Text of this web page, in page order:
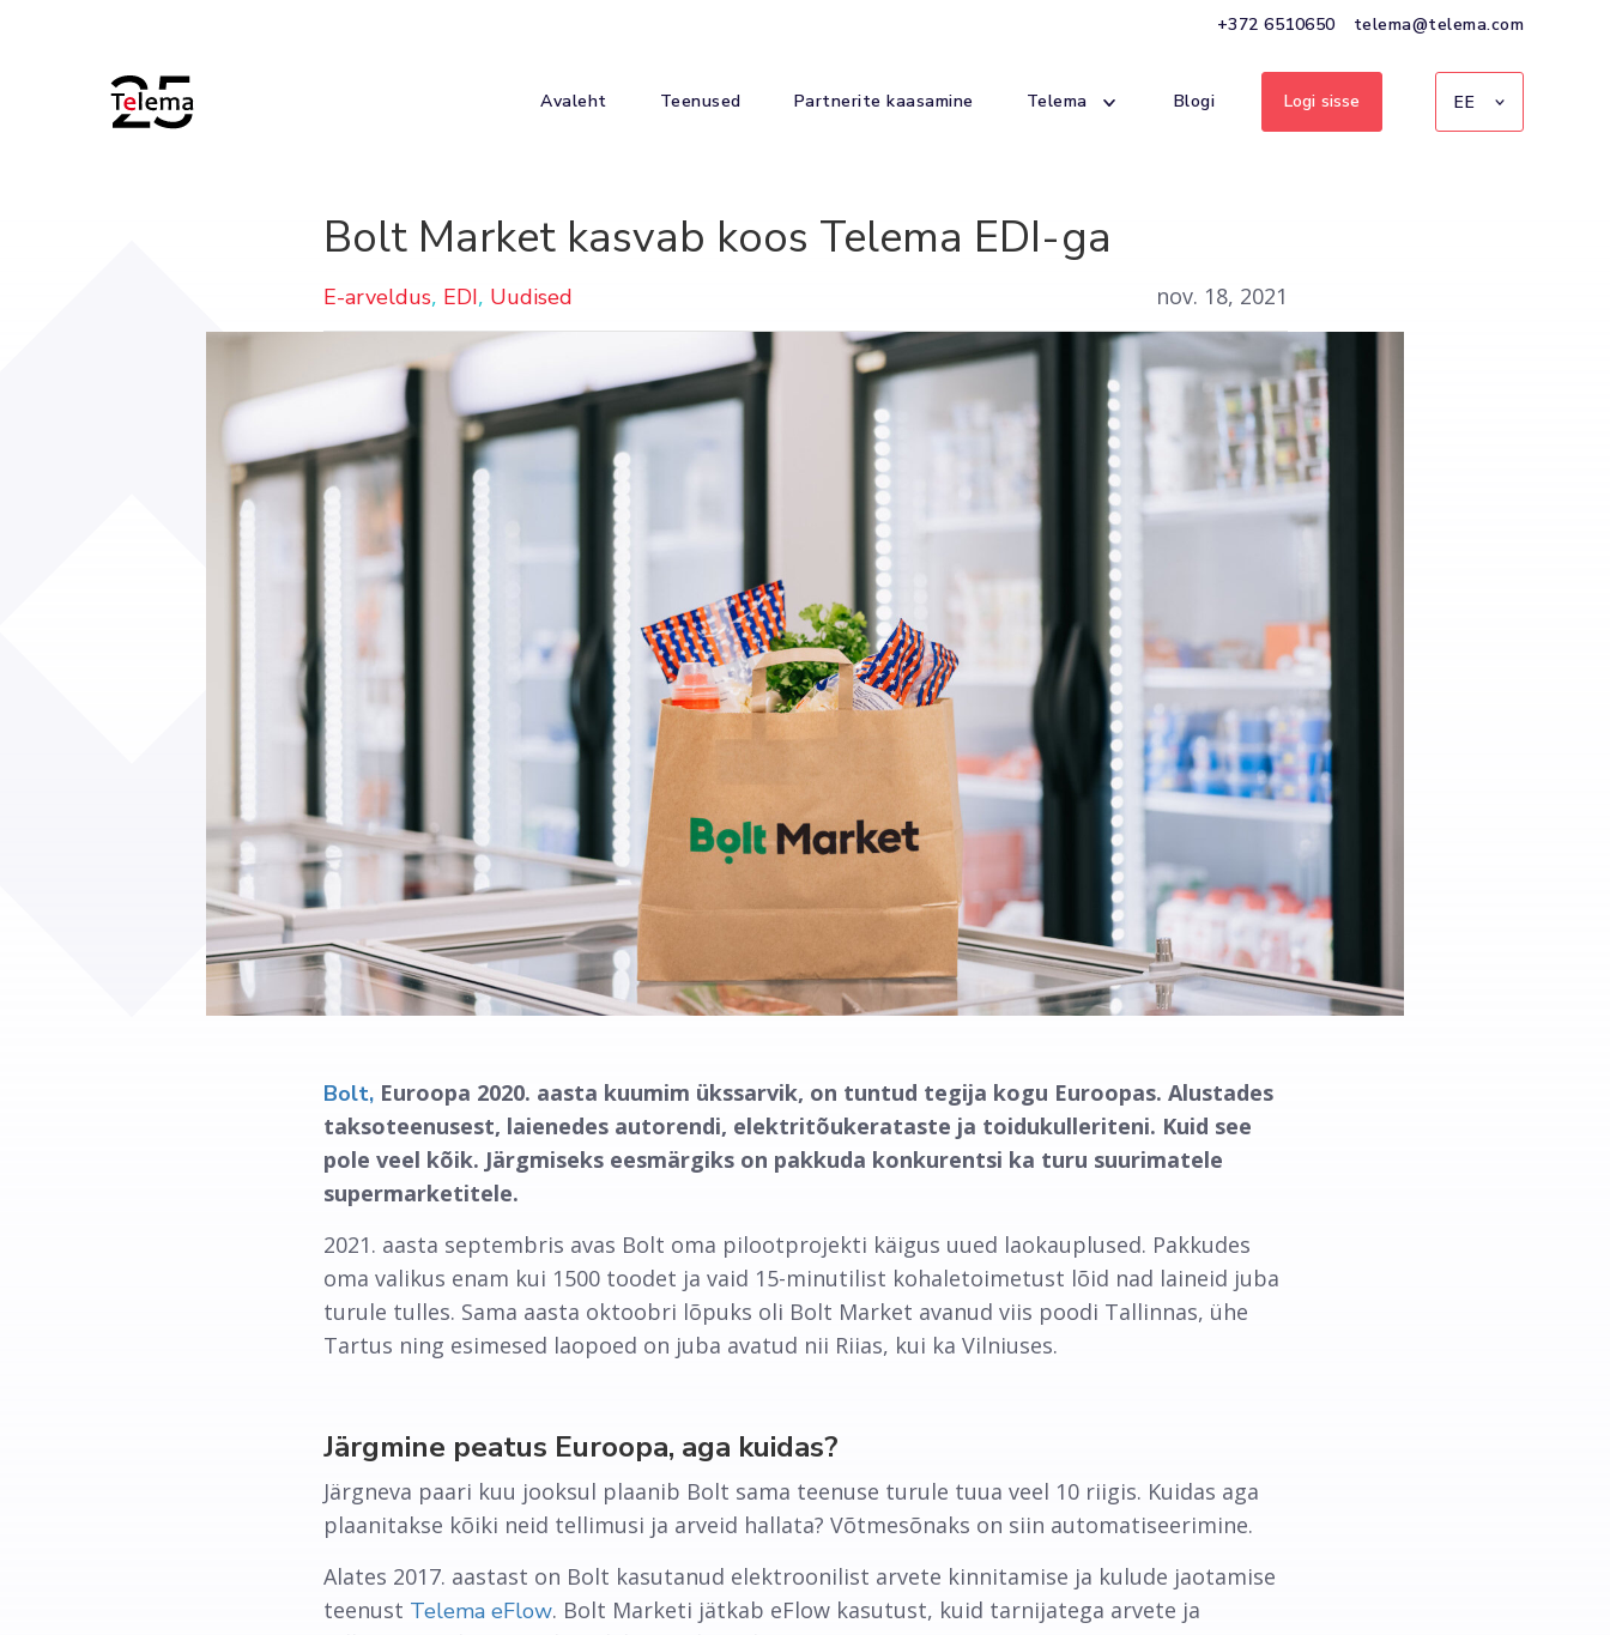
+372 6510650 telema@telema.com
Avaleht Teenused Partnerite kaasamine Telema Blogi Logi sisse EE
Bolt Market kasvab koos Telema EDI-ga
E-arveldus, EDI, Uudised nov. 18, 2021
Bolt,Euroopa 2020. aasta kuumim ükssarvik, on tuntud tegija kogu Euroopas. Alustades
taksoteenusest, laienedes autorendi, elektritõukerataste ja toidukulleriteni. Kuid see
pole veel kõik. Järgmiseks eesmärgiks on pakkuda konkurentsi ka turu suurimatele
supermarketitele.
2021. aasta septembris avas Bolt oma pilootprojekti käigus uued laokauplused. Pakkudes
oma valikus enam kui 1500 toodet ja vaid 15-minutilist kohaletoimetust lõid nad laineid juba
turule tulles. Sama aasta oktoobri lõpuks oli Bolt Market avanud viis poodi Tallinnas, ühe
Tartus ning esimesed laopoed on juba avatud nii Riias, kui ka Vilniuses.
Järgmine peatus Euroopa, aga kuidas?
Järgneva paari kuu jooksul plaanib Bolt sama teenuse turule tuua veel 10 riigis. Kuidas aga
plaanitakse kõiki neid tellimusi ja arveid hallata? Võtmesõnaks on siin automatiseerimine.
Alates 2017. aastast on Bolt kasutanud elektroonilist arvete kinnitamise ja kulude jaotamise
teenust Telema eFlow. Bolt Marketi jätkab eFlow kasutust, kuid tarnijatega arvete ja